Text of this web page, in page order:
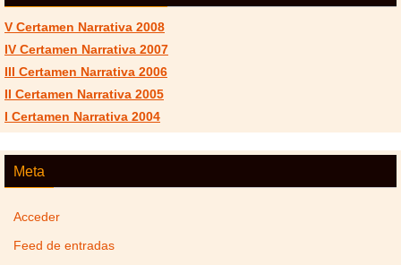
V Certamen Narrativa 2008
IV Certamen Narrativa 2007
III Certamen Narrativa 2006
II Certamen Narrativa 2005
I Certamen Narrativa 2004
Meta
Acceder
Feed de entradas